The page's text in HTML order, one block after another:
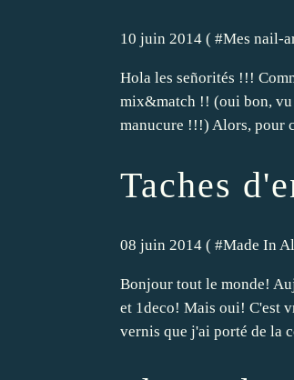
10 juin 2014 ( #Mes nail-
Hola les señorités !!!
mix&match !! (oui bon, vu
manucure !!!) Alors, pour
Taches
08 juin 2014 ( #Made In
Bonjour tout le monde!
et 1deco! Mais oui! C'est
vernis que j'ai porté de la